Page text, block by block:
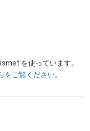
を使っています。
をご覧ください。